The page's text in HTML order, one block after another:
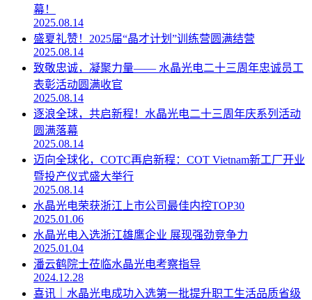
幕！
2025.08.14
盛夏礼赞！2025届“晶才计划”训练营圆满结营
2025.08.14
致敬忠诚，凝聚力量—— 水晶光电二十三周年忠诚员工
表彰活动圆满收官
2025.08.14
逐浪全球，共启新程！水晶光电二十三周年庆系列活动
圆满落幕
2025.08.14
迈向全球化，COTC再启新程：COT Vietnam新工厂开业
暨投产仪式盛大举行
2025.08.14
水晶光电荣获浙江上市公司最佳内控TOP30
2025.01.06
水晶光电入选浙江雄鹰企业 展现强劲竞争力
2025.01.04
潘云鹤院士莅临水晶光电考察指导
2024.12.28
喜讯｜水晶光电成功入选第一批提升职工生活品质省级